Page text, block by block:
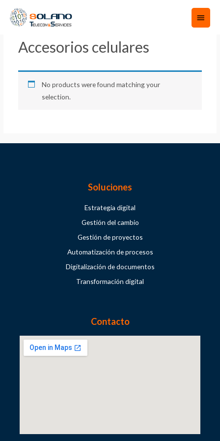
Home/Movilidad/ Accesorios celulares
Accesorios celulares
No products were found matching your
selection.
Soluciones
Estrategia digital
Gestión del cambio
Gestión de proyectos
Automatización de procesos
Digitalización de documentos
Transformación digital
Contacto